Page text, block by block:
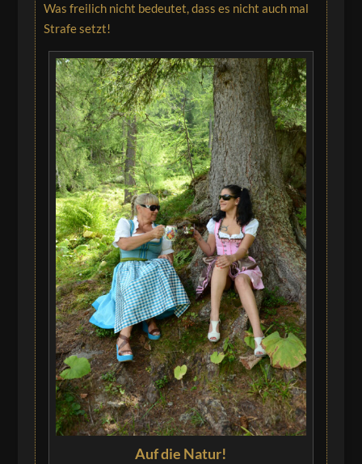
Was freilich nicht bedeutet, dass es nicht auch mal
Strafe setzt!
Auf die Natur!